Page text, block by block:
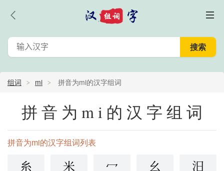
组词 mi 拼音为mi的汉字组词
拼音为mi的汉字组词
拼音为mi的汉字组词列表
糸 米 冖 幺
汨